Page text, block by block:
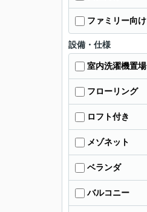
ファミリー向け
設備・仕様
室内洗濯機置場
フローリング
ロフト付き
メゾネット
ベランダ
バルコニー